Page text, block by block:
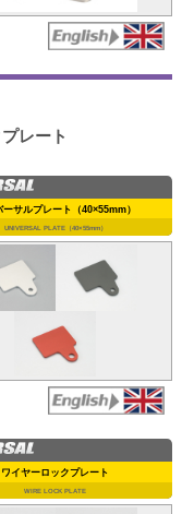
レート
ーサルプレート（40×55mm）
UNIVERSAL PLATE（40×55mm）
ワイヤーロックプレート
WIRE LOCK PLATE